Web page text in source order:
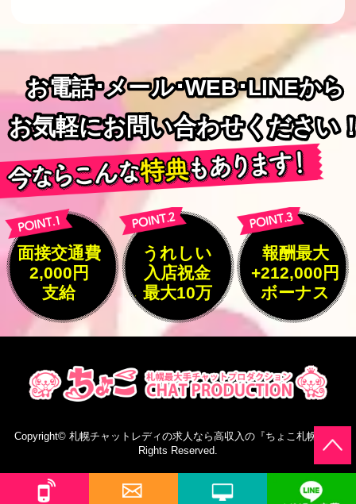
お電話･メール･WEB･LINEから
お電話･メール･WEB･LINEから
お気軽にお問い合わせください
お気軽にお問い合わせください
面接交通費
2,000円
支給
うれしい
入店祝金
最大10万
報酬最大
+212,000円
ボーナス
Copyright© 札幌チャットレディの求人なら高収入の『ちょこ札幌』
All
Rights Reserved.